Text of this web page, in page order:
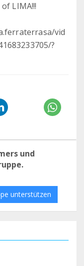
LIMA!!!
vid
?
und
unterstützen